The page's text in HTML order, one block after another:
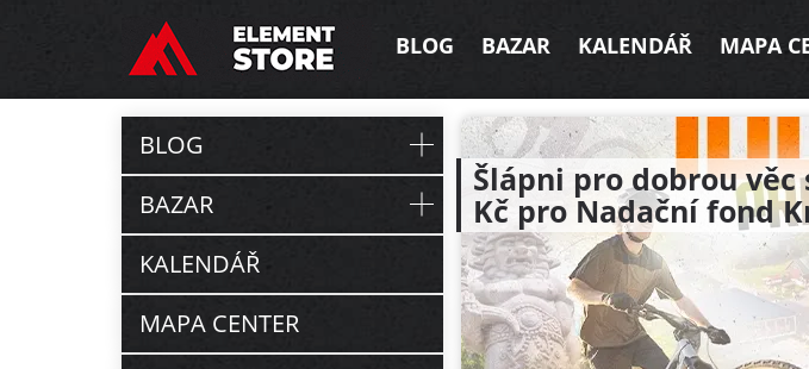
BLOG BAZAR KALENDÁŘ MAPA
Šlápni pro dobrou věc
Kč pro Nadační fond
BLOG
BAZAR
KALENDÁŘ
MAPA CENTER